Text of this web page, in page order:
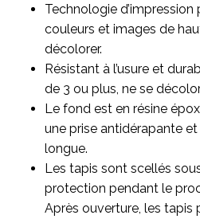
Technologie
couleurs et images de
décolorer.
Résistant à l’usure et
de 3 ou plus, ne se
Le fond est en résine
une prise antidérapante
longue.
Les tapis sont scellés
protection pendant le
Après ouverture, les tapis